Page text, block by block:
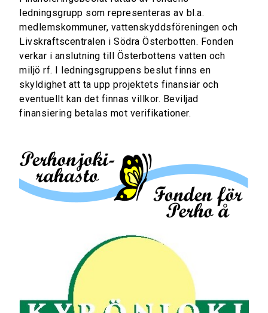
ledningsgrupp som representeras av bl.a.
medlemskommuner, vattenskyddsföreningen och
Livskraftscentralen i Södra Österbotten. Fonden
verkar i anslutning till Österbottens vatten och
miljö rf. I ledningsgruppens beslut finns en
skyldighet att ta upp projektets finansiär och
eventuellt kan det finnas villkor. Beviljad
finansiering betalas mot verifikationer.